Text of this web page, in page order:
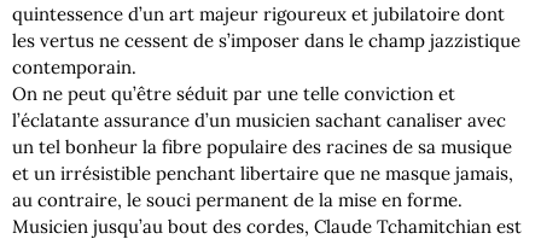
quintessence d’un art majeur rigoureux et jubilatoire dont
les vertus ne cessent de s’imposer dans le champ jazzistique
contemporain.
On ne peut qu’être séduit par une telle conviction et
l’éclatante assurance d’un musicien sachant canaliser avec
un tel bonheur la fibre populaire des racines de sa musique
et un irrésistible penchant libertaire que ne masque jamais,
au contraire, le souci permanent de la mise en forme.
Musicien jusqu’au bout des cordes, Claude Tchamitchian est